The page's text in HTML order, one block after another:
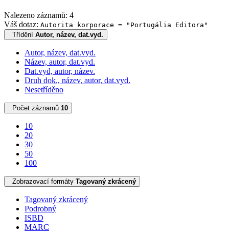
Nalezeno záznamů: 4
Váš dotaz: Autorita korporace = "Portugália Editora"
Třídění Autor, název, dat.vyd.
Autor, název, dat.vyd.
Název, autor, dat.vyd.
Dat.vyd, autor, název.
Druh dok., název, autor, dat.vyd.
Nesetříděno
Počet záznamů 10
10
20
30
50
100
Zobrazovací formáty Tagovaný zkrácený
Tagovaný zkrácený
Podrobný
ISBD
MARC